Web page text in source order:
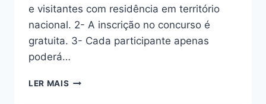
e visitantes com residência em território
nacional. 2- A inscrição no concurso é
gratuita. 3- Cada participante apenas
poderá…
LER MAIS REGULAMENTO